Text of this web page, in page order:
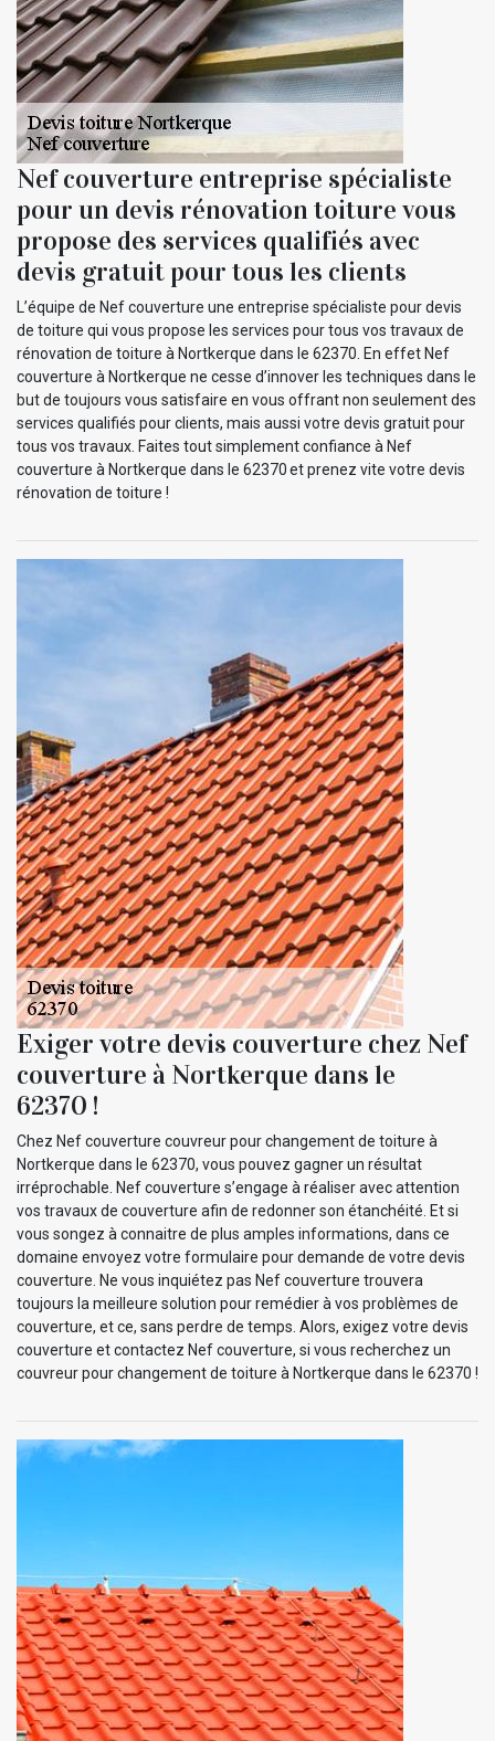
Nef couverture entreprise spécialiste
pour un devis rénovation toiture vous
propose des services qualifiés avec
devis gratuit pour tous les clients
L’équipe de Nef couverture une entreprise spécialiste pour devis
de toiture qui vous propose les services pour tous vos travaux de
rénovation de toiture à Nortkerque dans le 62370. En effet Nef
couverture à Nortkerque ne cesse d’innover les techniques dans le
but de toujours vous satisfaire en vous offrant non seulement des
services qualifiés pour clients, mais aussi votre devis gratuit pour
tous vos travaux. Faites tout simplement confiance à Nef
couverture à Nortkerque dans le 62370 et prenez vite votre devis
rénovation de toiture !
Exiger votre devis couverture chez Nef
couverture à Nortkerque dans le
62370 !
Chez Nef couverture couvreur pour changement de toiture à
Nortkerque dans le 62370, vous pouvez gagner un résultat
irréprochable. Nef couverture s’engage à réaliser avec attention
vos travaux de couverture afin de redonner son étanchéité. Et si
vous songez à connaitre de plus amples informations, dans ce
domaine envoyez votre formulaire pour demande de votre devis
couverture. Ne vous inquiétez pas Nef couverture trouvera
toujours la meilleure solution pour remédier à vos problèmes de
couverture, et ce, sans perdre de temps. Alors, exigez votre devis
couverture et contactez Nef couverture, si vous recherchez un
couvreur pour changement de toiture à Nortkerque dans le 62370 !